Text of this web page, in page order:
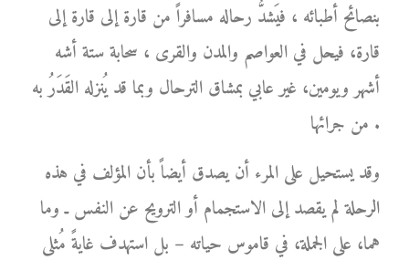
بنصائح أطبائه ، فيَشدُّ رحاله مسافراً من قارة إلى قارة إلى
قارة، فيحل في العواصم والمدن والقرى ، سحابة ستة أشه
أشهر ويومين، غير عابي بمشاق الترحال وبما قد يُنزله القَدَرُ به
من جرائها .
وقد يستحيل على المرء أن يصدق أيضاً بأن المؤلف في هذه
الرحلة لم يقصد إلى الاستجمام أو الترويح عن النفس ـ وما
هما، على الجملة، في قاموس حياته – بل استهدف غايةً مُثلى